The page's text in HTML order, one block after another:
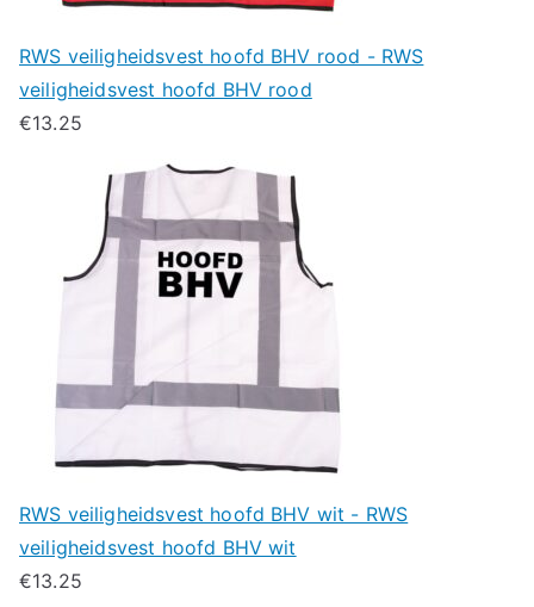
RWS veiligheidsvest hoofd BHV rood - RWS
veiligheidsvest hoofd BHV rood
€13.25
RWS veiligheidsvest hoofd BHV wit - RWS
veiligheidsvest hoofd BHV wit
€13.25